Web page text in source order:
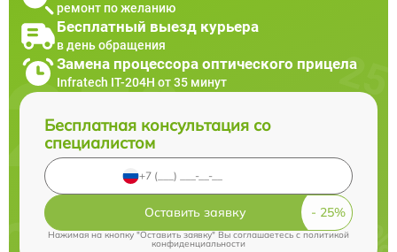
ремонт по желанию
Бесплатный выезд курьера
в день обращения
Замена процессора оптического прицела
Infratech IT-204H от 35 минут
Бесплатная консультация со
специалистом
Оставить заявку
Нажимая на кнопку "Оставить заявку" Вы соглашаетесь cполитикой
конфиденциальности